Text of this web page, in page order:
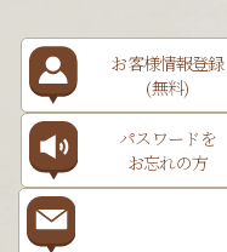
お客様情報登録
(無料)
パスワードを
お忘れの方